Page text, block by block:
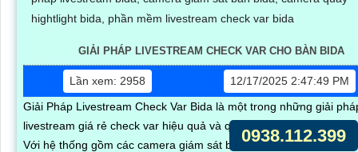
GIẢI PHÁP LIVESTREAM CHECK VAR CHO BÀN BIDA
Lần xem: 2958
12/17/2025 2:47:49 PM
Giải Pháp Livestream Check Var Bida là một trong những giải
livestream giá rẻ check var hiệu quả và quản lý bàn bida chuyên
Với hệ thống gồm các camera giám sát bàn...0938.112.399